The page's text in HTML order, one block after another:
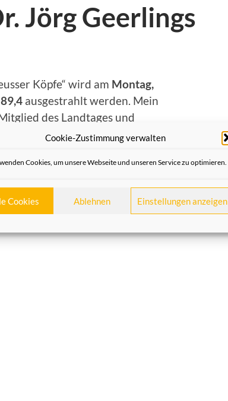
Cookie-Zustimmung verwalten
Cookies, um unsere Webseite und unseren Service zu optimieren.
Cookies Ablehnen Einstellungen anzeigen
Jörg Geerlings
Köpfe“ wird am Montag,
ausgestrahlt werden. Mein
des Landtages und